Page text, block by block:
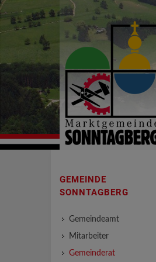
GEMEINDE
SONNTAGBERG
Gemeindeamt
Mitarbeiter
Gemeinderat